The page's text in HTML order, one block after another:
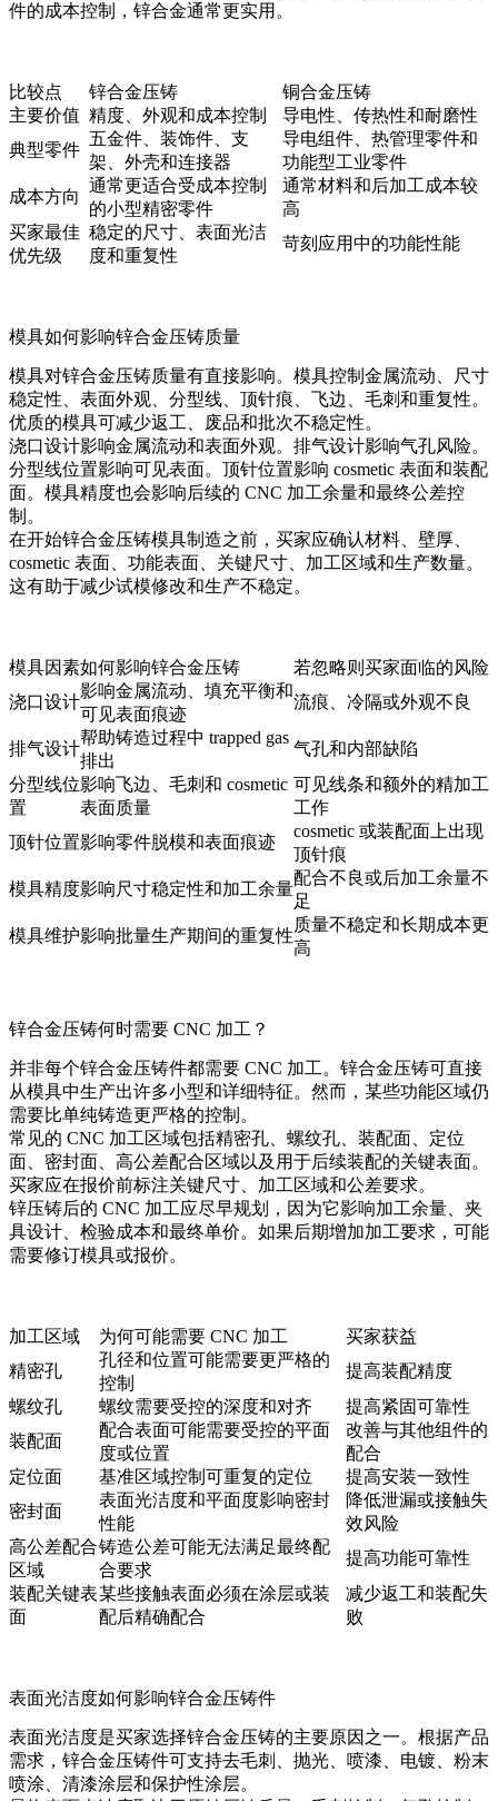
件的成本控制，锌合金通常更实用。
比较点 锌合金压铸
铜合金压铸
主要价值 精度、外观和成本控制
导电性、传热性和耐磨性
典型零件
五金件、装饰件、支
架、外壳和连接器
导电组件、热管理零件和
功能型工业零件
成本方向
通常更适合受成本控制
的小型精密零件
通常材料和后加工成本较
高
买家最佳
优先级
稳定的尺寸、表面光洁
度和重复性
苛刻应用中的功能性能
模具如何影响锌合金压铸质量
模具对锌合金压铸质量有直接影响。模具控制金属流动、尺寸
稳定性、表面外观、分型线、顶针痕、飞边、毛刺和重复性。
优质的模具可减少返工、废品和批次不稳定性。
浇口设计影响金属流动和表面外观。排气设计影响气孔风险。
分型线位置影响可见表面。顶针位置影响 cosmetic 表面和装配
面。模具精度也会影响后续的 CNC 加工余量和最终公差控
制。
在开始锌合金压铸模具制造之前，买家应确认材料、壁厚、
cosmetic 表面、功能表面、关键尺寸、加工区域和生产数量。
这有助于减少试模修改和生产不稳定。
模具因素如何影响锌合金压铸
若忽略则买家面临的风险
浇口设计
影响金属流动、填充平衡和
可见表面痕迹
流痕、冷隔或外观不良
排气设计
帮助铸造过程中 trapped gas
排出
气孔和内部缺陷
分型线位
置
影响飞边、毛刺和 cosmetic
表面质量
可见线条和额外的精加工
工作
顶针位置影响零件脱模和表面痕迹
cosmetic 或装配面上出现
顶针痕
模具精度影响尺寸稳定性和加工余量
配合不良或后加工余量不
足
模具维护影响批量生产期间的重复性
质量不稳定和长期成本更
高
锌合金压铸何时需要 CNC 加工？
并非每个锌合金压铸件都需要 CNC 加工。锌合金压铸可直接
从模具中生产出许多小型和详细特征。然而，某些功能区域仍
需要比单纯铸造更严格的控制。
常见的 CNC 加工区域包括精密孔、螺纹孔、装配面、定位
面、密封面、高公差配合区域以及用于后续装配的关键表面。
买家应在报价前标注关键尺寸、加工区域和公差要求。
锌压铸后的 CNC 加工应尽早规划，因为它影响加工余量、夹
具设计、检验成本和最终单价。如果后期增加加工要求，可能
需要修订模具或报价。
加工区域 为何可能需要 CNC 加工
买家获益
精密孔
孔径和位置可能需要更严格的
控制
提高装配精度
螺纹孔
螺纹需要受控的深度和对齐
提高紧固可靠性
装配面
配合表面可能需要受控的平面
度或位置
改善与其他组件的
配合
定位面
基准区域控制可重复的定位
提高安装一致性
密封面
表面光洁度和平面度影响密封
性能
降低泄漏或接触失
效风险
高公差配合
区域
铸造公差可能无法满足最终配
合要求
提高功能可靠性
装配关键表
面
某些接触表面必须在涂层或装
配后精确配合
减少返工和装配失
败
表面光洁度如何影响锌合金压铸件
表面光洁度是买家选择锌合金压铸的主要原因之一。根据产品
需求，锌合金压铸件可支持去毛刺、抛光、喷漆、电镀、粉末
喷涂、清漆涂层和保护性涂层。